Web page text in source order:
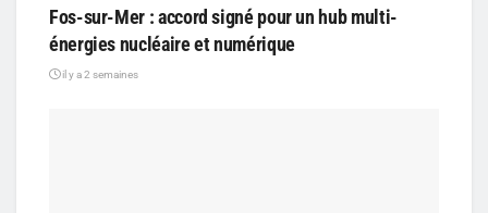
Fos-sur-Mer : accord signé pour un hub multi-
énergies nucléaire et numérique
il y a 2 semaines